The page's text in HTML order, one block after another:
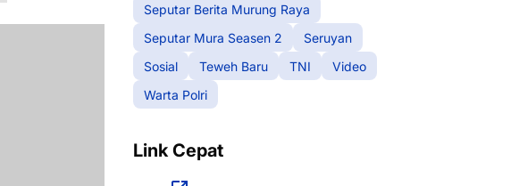
Seputar Berita Murung Raya
Seputar Mura Seasen 2
Seruyan
Sosial
Teweh Baru TNI
Video
Warta Polri
Link Cepat